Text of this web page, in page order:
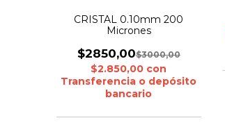
CRISTAL 0.10mm 200
Micrones
$2850,00$3000,00
$2.850,00 con
Transferencia o depósito
bancario